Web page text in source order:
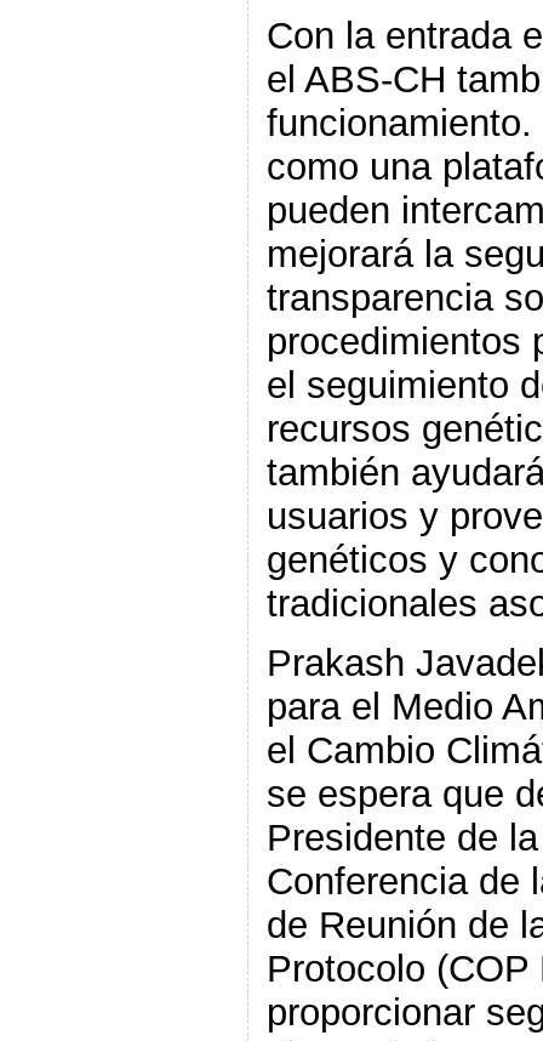
Con la entrada
el ABS-CH
como una
pueden
mejorará la
transparencia
procedimientos
el seguimiento
recursos
también
usuarios y
genéticos y
tradicionales
Prakash
para el Medio
el Cambio
se espera que
Presidente de
Conferencia de
de Reunión de
Protocolo (COP
proporcionar